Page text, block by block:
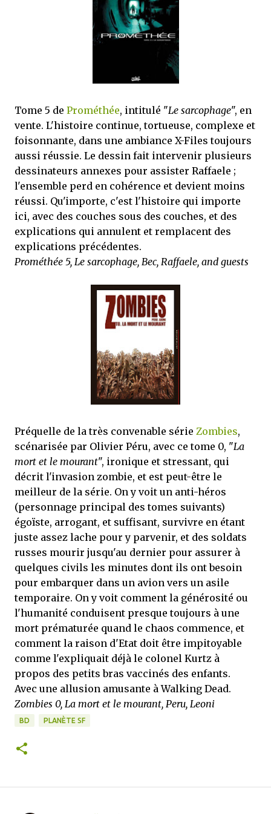
que Thomas connaissait et appréciait Olivier. Marlowe découvre une ville qu’il
ne connaissait pas, habitée par la méfiance, la peur et le rigorisme de la Ligue,
une ville pleine de mystères et de vieilles rancœurs. La Dame d...
Tome 5 de Prométhée, intitulé "Le sarcophage", en
vente. L'histoire continue, tortueuse, complexe et
foisonnante, dans une ambiance X-Files toujours
aussi réussie. Le dessin fait intervenir plusieurs
dessinateurs annexes pour assister Raffaele ;
l'ensemble perd en cohérence et devient moins
réussi. Qu'importe, c'est l'histoire qui importe
ici, avec des couches sous des couches, et des
explications qui annulent et remplacent des
explications précédentes.
Prométhée 5, Le sarcophage, Bec, Raffaele, and guests
Préquelle de la très convenable série Zombies,
scénarisée par Olivier Péru, avec ce tome 0, "La
mort et le mourant", ironique et stressant, qui
décrit l'invasion zombie, et est peut-être le
meilleur de la série. On y voit un anti-héros
(personnage principal des tomes suivants)
égoïste, arrogant, et suffisant, survivre en étant
juste assez lache pour y parvenir, et des soldats
russes mourir jusqu'au dernier pour assurer à
quelques civils les minutes dont ils ont besoin
pour embarquer dans un avion vers un asile
temporaire. On y voit comment la générosité ou
l'humanité conduisent presque toujours à une
mort prématurée quand le chaos commence, et
comment la raison d'Etat doit être impitoyable
comme l'expliquait déjà le colonel Kurtz à
propos des petits bras vaccinés des enfants.
Avec une allusion amusante à Walking Dead.
Zombies 0, La mort et le mourant, Peru, Leoni
BD PLANÈTE SF